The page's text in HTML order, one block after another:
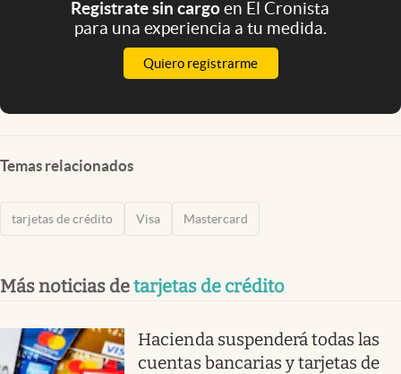
Registrate sin cargoen El Cronista
para una experiencia a tu medida.
Quiero registrarme
Temas relacionados
tarjetas de crédito Visa Mastercard
Más noticias detarjetas de crédito
Hacienda suspenderá todas las
cuentas bancarias y tarjetas de